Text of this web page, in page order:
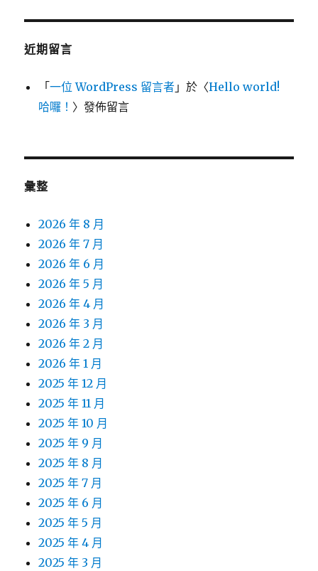
近期留言
「一位 WordPress 留言者 」於〈Hello world!
哈囉！ 〉發佈留言
彙整
2026 年 8 月
2026 年 7 月
2026 年 6 月
2026 年 5 月
2026 年 4 月
2026 年 3 月
2026 年 2 月
2026 年 1 月
2025 年 12 月
2025 年 11 月
2025 年 10 月
2025 年 9 月
2025 年 8 月
2025 年 7 月
2025 年 6 月
2025 年 5 月
2025 年 4 月
2025 年 3 月